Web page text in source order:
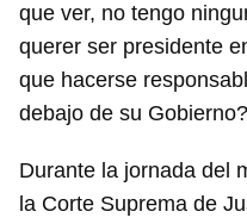
que ver, no tengo
querer ser presidente
que hacerse
debajo de su
Durante la jornada del
la Corte Suprema de